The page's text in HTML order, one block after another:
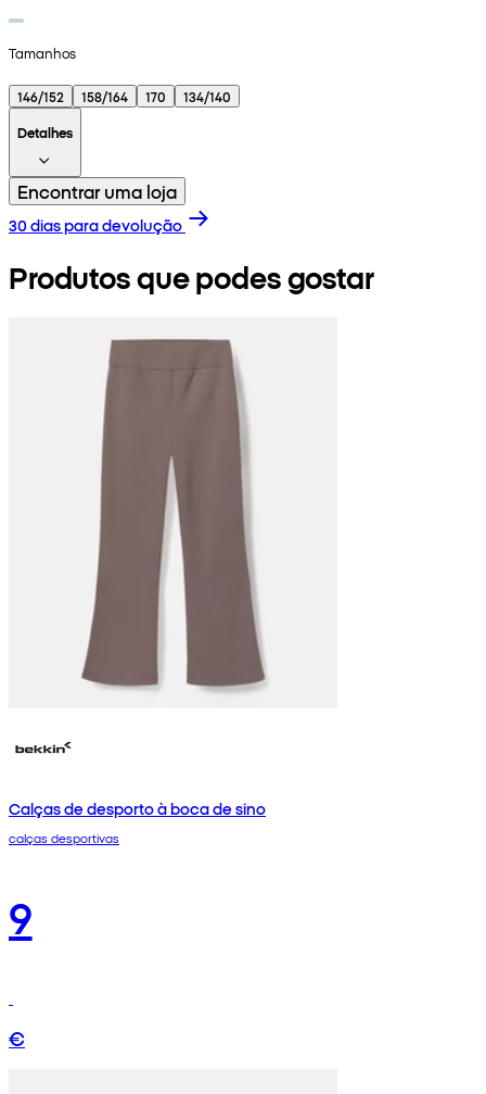
Tamanhos
146/152 158/164 170
134/140
Detalhes
Encontrar uma loja
30 dias para devolução
Produtos que podes gostar
Calças de desporto à boca de sino
calças desportivas
9
€